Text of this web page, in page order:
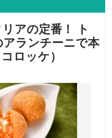
リアの定番！ ト
ランチーニで本
ロッケ）